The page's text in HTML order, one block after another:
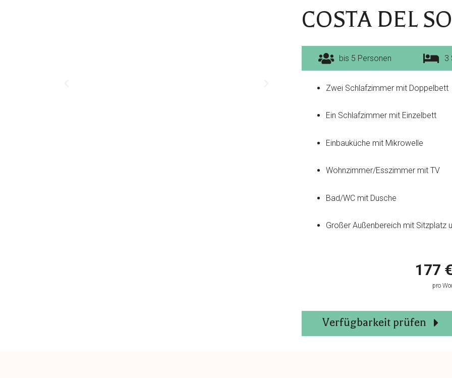
COSTA DEL
bis 5 Personen 3
Zwei Schlafzimmer mit Doppelbett
Ein Schlafzimmer mit Einzelbett
Einbauküche mit Mikrowelle
Wohnzimmer/Esszimmer mit TV
Bad/WC mit Dusche
Großer Außenbereich mit Sitzplatz
177
pro
Verfügbarkeit prüfen